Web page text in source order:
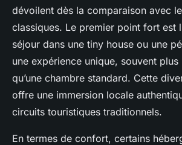
dévoilent dès la comparaison avec
classiques. Le premier point fort est
séjour dans une tiny house ou une
une expérience unique, souvent
qu’une chambre standard. Cette
offre une immersion locale
circuits touristiques traditionnels.
En termes de confort, certains